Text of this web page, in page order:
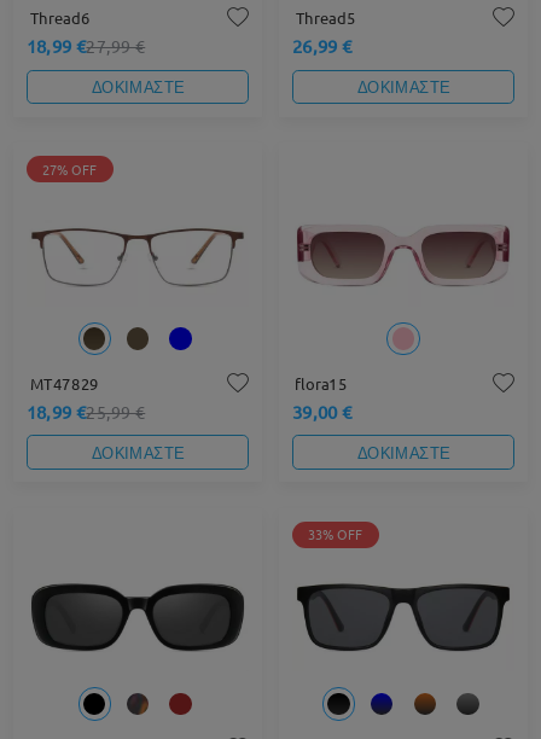
Thread6
18,99 €27,99 €
ΔΟΚΙΜΑΣΤΕ
Thread5
26,99 €
ΔΟΚΙΜΑΣΤΕ
27% OFF
MT47829
18,99 €25,99 €
ΔΟΚΙΜΑΣΤΕ
flora15
39,00 €
ΔΟΚΙΜΑΣΤΕ
33% OFF